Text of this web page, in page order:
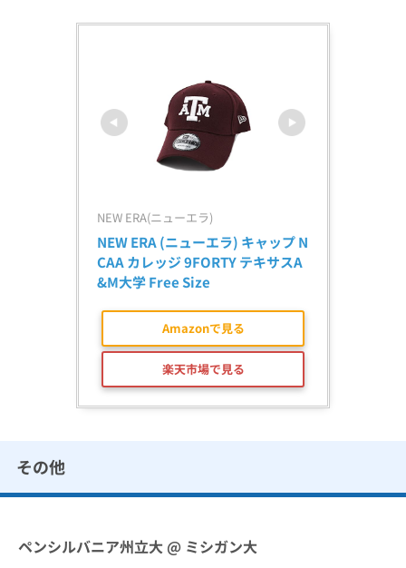
NEW ERA(ニューエラ)
NEW ERA (ニューエラ) キャップ N
CAA カレッジ 9FORTY テキサスA
&M大学 Free Size
Amazonで見る
楽天市場で見る
その他
ペンシルバニア州立大 @ ミシガン大